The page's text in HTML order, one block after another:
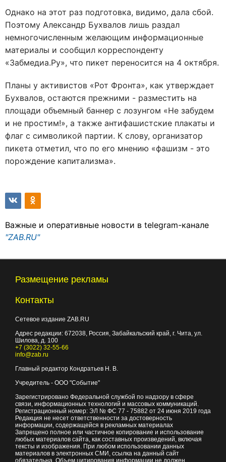
Однако на этот раз подготовка, видимо, дала сбой.
Поэтому Александр Бухвалов лишь раздал
немногочисленным желающим информационные
материалы и сообщил корреспонденту
«Забмедиа.Ру», что пикет переносится на 4 октября.
Планы у активистов «Рот Фронта», как утверждает
Бухвалов, остаются прежними - разместить на
площади объемный баннер с лозунгом «Не забудем
и не простим!», а также антифашистские плакаты и
флаг с символикой партии. К слову, организатор
пикета отметил, что по его мнению «фашизм - это
порождение капитализма».
Важные и оперативные новости в telegram-канале
"ZAB.RU"
Размещение рекламы
Контакты
Сетевое издание ZAB.RU
Адрес редакции: 672038, Россия, Забайкальский край, г. Чита, ул.
Шилова, д. 100
+7 (3022) 32-55-66
info@zab.ru
Главный редактор Кондратьев Н. В.
Учредитель - ООО "Событие"
Зарегистрировано Федеральной службой по надзору в сфере
связи, информационных технологий и массовых коммуникаций.
Регистрационный номер: ЭЛ № ФС 77 - 75882 от 24 июня 2019 года
Редакция не несет ответственности за достоверность
информации, содержащейся в рекламных материалах
Запрещено полное или частичное копирование и использование
любых материалов сайта, как составных произведений, включая
тексты и изображения. При любом использовании данных
материалов в электронных СМИ, ссылка на данный сайт
обязательна. Объем цитирования информации не должен